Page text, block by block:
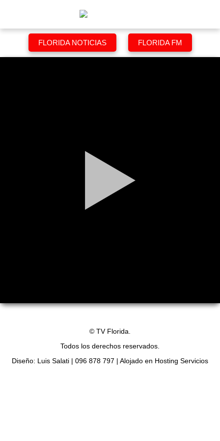
FLORIDA NOTICIAS FLORIDA FM
© TV Florida.
Todos los derechos reservados.
Diseño: Luis Salati | 096 878 797 | Alojado en Hosting Servicios